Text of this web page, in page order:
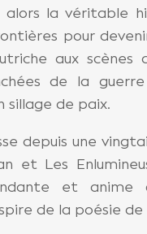
alors la véritable
pour
aux scènes
de la
sillage de paix.
depuis une
et Les
et anime
de la poésie de